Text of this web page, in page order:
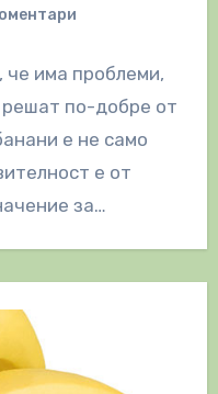
че има проблеми,
по-добре от
е не само
е от
за…